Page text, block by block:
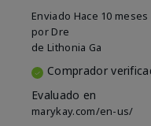
Enviado Hace 10 meses
por Dre
de Lithonia Ga
Comprador
Evaluado en
marykay.com/en-us/